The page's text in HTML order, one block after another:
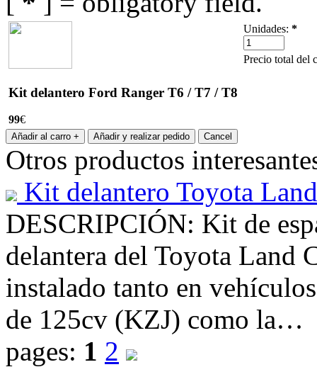
Kit delantero Ford Ranger T6 / T7 / T8
99€
Unidades: *
Precio total del
Otros productos
Kit delantero Toyota
DESCRIPCIÓN: Kit de
delantera del Toyota Land
instalado tanto en
de 125cv (KZJ) como la…
pages: 1 2